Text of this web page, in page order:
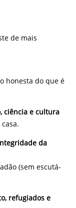
de mais
honesta do que é
ciência e cultura
da
(sem escutá-
refugiados e